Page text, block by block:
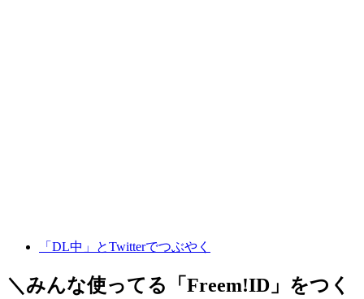
「DL中」とTwitterでつぶやく
＼みんな使ってる「 Freem!ID 」をつく